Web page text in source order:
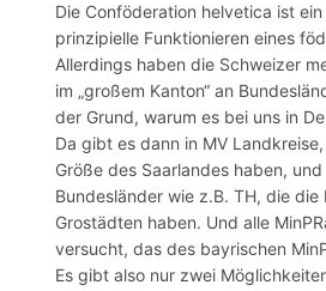
Die Conföderation helvetica ist
prinzipielle Funktionieren eines
Allerdings haben die Schweizer
im „großem Kanton“ an
der Grund, warum es bei uns in
Da gibt es dann in MV
Größe des Saarlandes haben,
Bundesländer wie z.B. TH, die die
Grostädten haben. Und alle
versucht, das des bayrischen
Es gibt also nur zwei